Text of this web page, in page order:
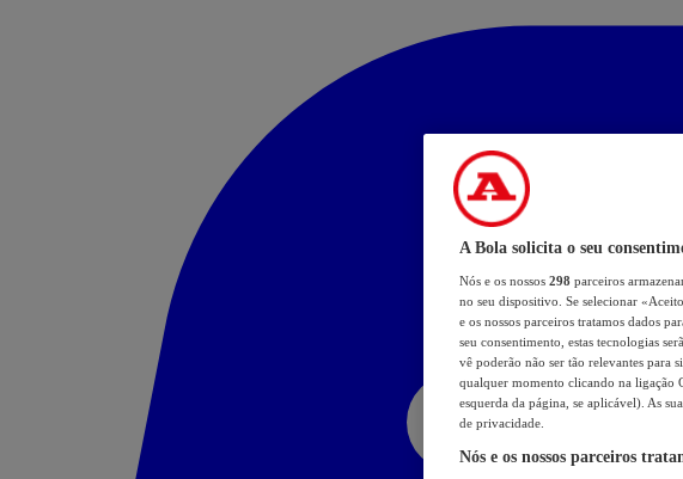
A Bola solicita o seu
Nós e os nossos 298 parceiros
no seu dispositivo. Se selecionar
e os nossos parceiros tratamos dados
seu consentimento, estas tecnologias
vê poderão não ser tão relevantes para
qualquer momento clicando na ligação
esquerda da página, se aplicável). As
de privacidade.
Nós e os nossos parceiros